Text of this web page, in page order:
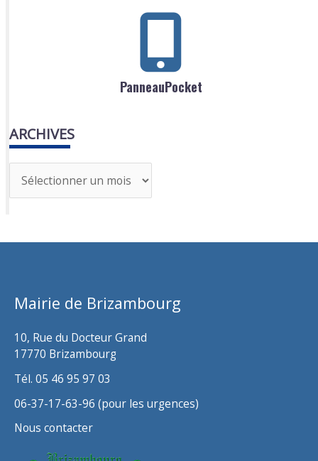
PanneauPocket
ARCHIVES
r
h
Mairie de Brizambourg
10, Rue du Docteur Grand
17770 Brizambourg
Tél. 05 46 95 97 03
06-37-17-63-96 (pour les urgences)
Nous contacter